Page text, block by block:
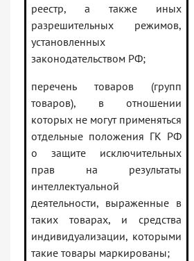
реестр, а также иных
разрешительных режимов,
установленных
законодательством РФ;
перечень товаров (групп
товаров), в отношении
которых не могут применяться
отдельные положения ГК РФ
о защите исключительных
прав на результаты
интеллектуальной
деятельности, выраженные в
таких товарах, и средства
индивидуализации, которыми
такие товары маркированы;